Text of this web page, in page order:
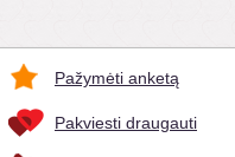
Pažymėti anketą
Pakviesti draugauti